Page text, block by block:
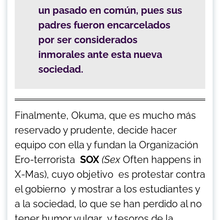
un pasado en común, pues sus
padres fueron encarcelados
por ser considerados
inmorales ante esta nueva
sociedad.
Finalmente, Okuma, que es mucho más
reservado y prudente, decide hacer
equipo con ella y fundan la Organización
Ero-terrorista SOX (Sex Often happens in
X-Mas), cuyo objetivo es protestar contra
el gobierno y mostrar a los estudiantes y
a la sociedad, lo que se han perdido al no